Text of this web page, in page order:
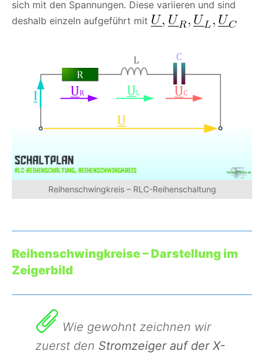
sich mit den Spannungen. Diese variieren und sind
deshalb einzeln aufgeführt mit
Reihenschwingkreis – RLC-Reihenschaltung
Reihenschwingkreise – Darstellung im
Zeigerbild
Wie gewohnt zeichnen wir
zuerst den Stromzeiger auf der X-